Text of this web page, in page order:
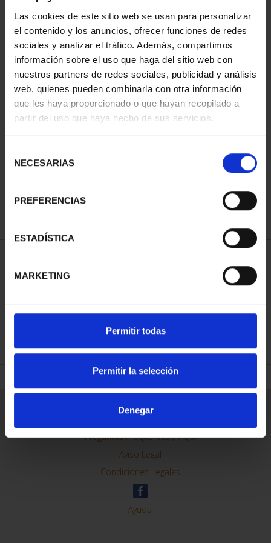
Las cookies de este sitio web se usan para personalizar
el contenido y los anuncios, ofrecer funciones de redes
sociales y analizar el tráfico. Además, compartimos
información sobre el uso que haga del sitio web con
nuestros partners de redes sociales, publicidad y análisis
web, quienes pueden combinarla con otra información
que les haya proporcionado o que hayan recopilado a
partir del uso que haya hecho de sus servicios.
NECESARIAS
PREFERENCIAS
ESTADÍSTICA
MARKETING
Permitir todas
Permitir la selección
Denegar
CAPITALES DE
PROVINCIA COLECCION
3.796,00 €
REFINAR
Información General
Contacto
Preguntas Frequentes (FAQs)
Aviso Legal
Condiciones Legales
Ayuda